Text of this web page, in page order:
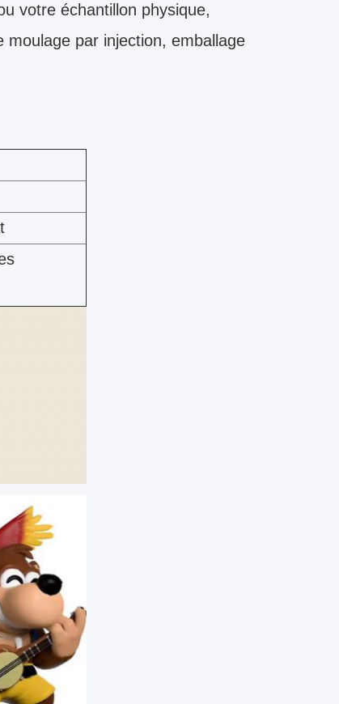
votre échantillon physique,
par injection, emballage